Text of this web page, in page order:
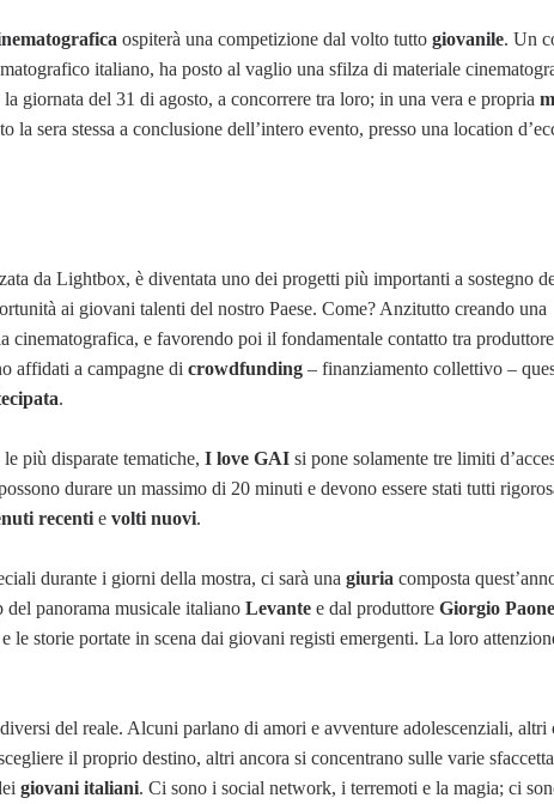
ospiterà una competizione dal volto tutto giovanile. Un
italiano, ha posto al vaglio una sfilza di materiale
giornata del 31 di agosto, a concorrere tra loro; in una vera e propria
sera stessa a conclusione dell’intero evento, presso una location
da Lightbox, è diventata uno dei progetti più importanti a sostegno
ai giovani talenti del nostro Paese. Come? Anzitutto creando una
cinematografica, e favorendo poi il fondamentale contatto tra
affidati a campagne di crowdfunding – finanziamento collettivo –
.
più disparate tematiche, I love GAI si pone solamente tre limiti
durare un massimo di 20 minuti e devono essere stati tutti
recenti e volti nuovi.
durante i giorni della mostra, ci sarà una giuria composta
del panorama musicale italiano Levante e dal produttore Giorgio
storie portate in scena dai giovani registi emergenti. La loro
del reale. Alcuni parlano di amori e avventure adolescenziali,
il proprio destino, altri ancora si concentrano sulle varie
giovani italiani. Ci sono i social network, i terremoti e la magia; ci